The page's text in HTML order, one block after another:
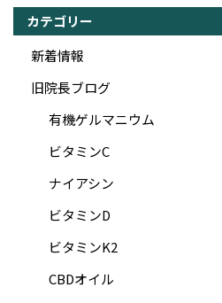
カテゴリー
新着情報
旧院長ブログ
有機ゲルマニウム
ビタミンC
ナイアシン
ビタミンD
ビタミンK2
CBDオイル